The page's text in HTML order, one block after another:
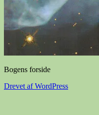
Bogens forside
Drevet af WordPress